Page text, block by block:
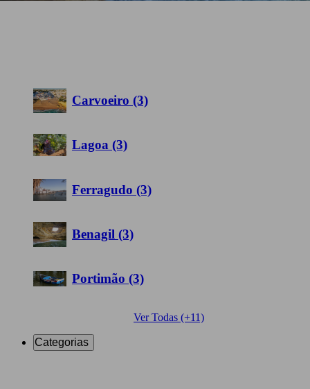
Carvoeiro (3)
Lagoa (3)
Ferragudo (3)
Benagil (3)
Portimão (3)
Ver Todas (+11)
Categorias